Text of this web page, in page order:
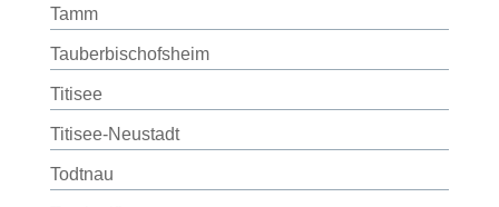
Tamm
Tauberbischofsheim
Titisee
Titisee-Neustadt
Todtnau